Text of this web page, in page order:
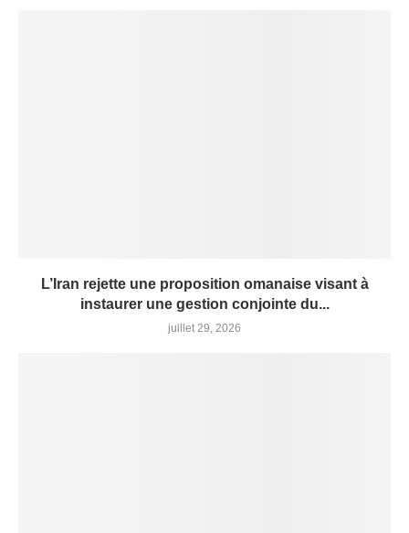
L’Iran rejette une proposition omanaise visant à
instaurer une gestion conjointe du...
juillet 29, 2026